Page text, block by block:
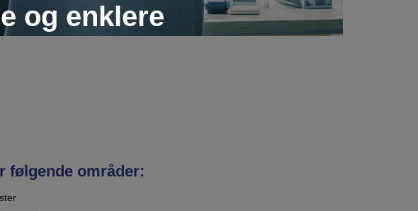
og enklere
følgende områder: